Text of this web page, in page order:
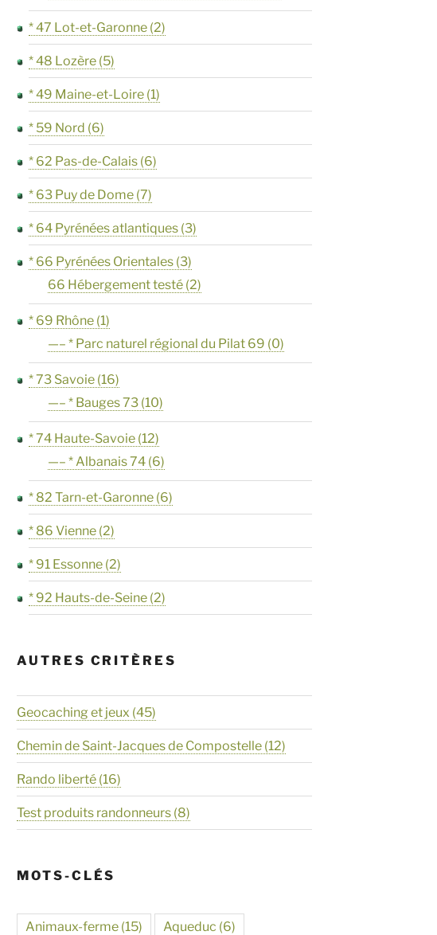
* 47 Lot-et-Garonne (2)
* 48 Lozère (5)
* 49 Maine-et-Loire (1)
* 59 Nord (6)
* 62 Pas-de-Calais (6)
* 63 Puy de Dome (7)
* 64 Pyrénées atlantiques (3)
* 66 Pyrénées Orientales (3)
66 Hébergement testé (2)
* 69 Rhône (1)
—– * Parc naturel régional du Pilat 69 (0)
* 73 Savoie (16)
—– * Bauges 73 (10)
* 74 Haute-Savoie (12)
—– * Albanais 74 (6)
* 82 Tarn-et-Garonne (6)
* 86 Vienne (2)
* 91 Essonne (2)
* 92 Hauts-de-Seine (2)
AUTRES CRITÈRES
Geocaching et jeux (45)
Chemin de Saint-Jacques de Compostelle (12)
Rando liberté (16)
Test produits randonneurs (8)
MOTS-CLÉS
Animaux-ferme (15) Aqueduc (6)